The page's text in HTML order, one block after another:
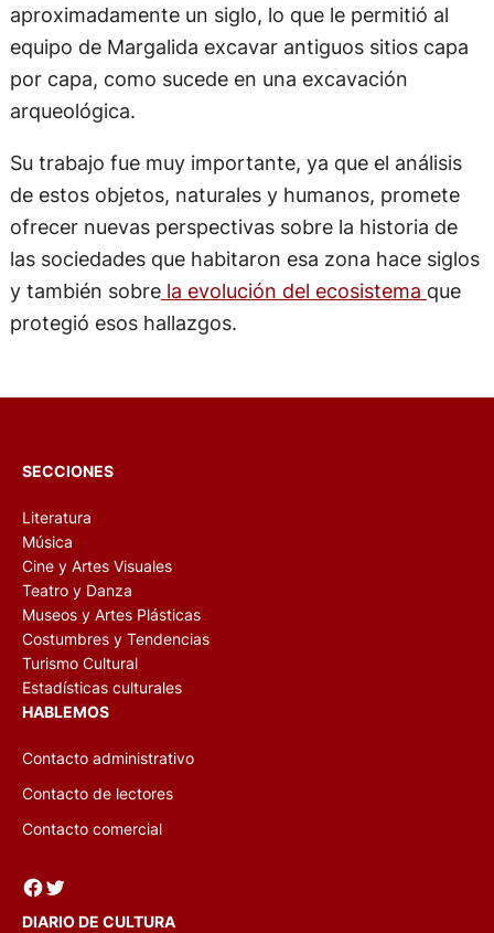
aproximadamente un siglo, lo que le permitió al
equipo de Margalida excavar antiguos sitios capa
por capa, como sucede en una excavación
arqueológica.
Su trabajo fue muy importante, ya que el análisis
de estos objetos, naturales y humanos, promete
ofrecer nuevas perspectivas sobre la historia de
las sociedades que habitaron esa zona hace siglos
y también sobrela evolución del ecosistema que
protegió esos hallazgos.
SECCIONES
Literatura
Música
Cine y Artes Visuales
Teatro y Danza
Museos y Artes Plásticas
Costumbres y Tendencias
Turismo Cultural
Estadísticas culturales
HABLEMOS
Contacto administrativo
Contacto de lectores
Contacto comercial
Facebook Twitter
DIARIO DE CULTURA